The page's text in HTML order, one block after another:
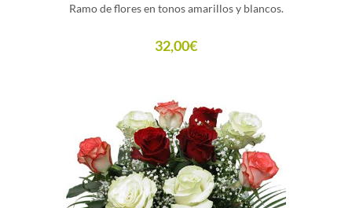
Ramo de flores en tonos amarillos y blancos.
32,00€